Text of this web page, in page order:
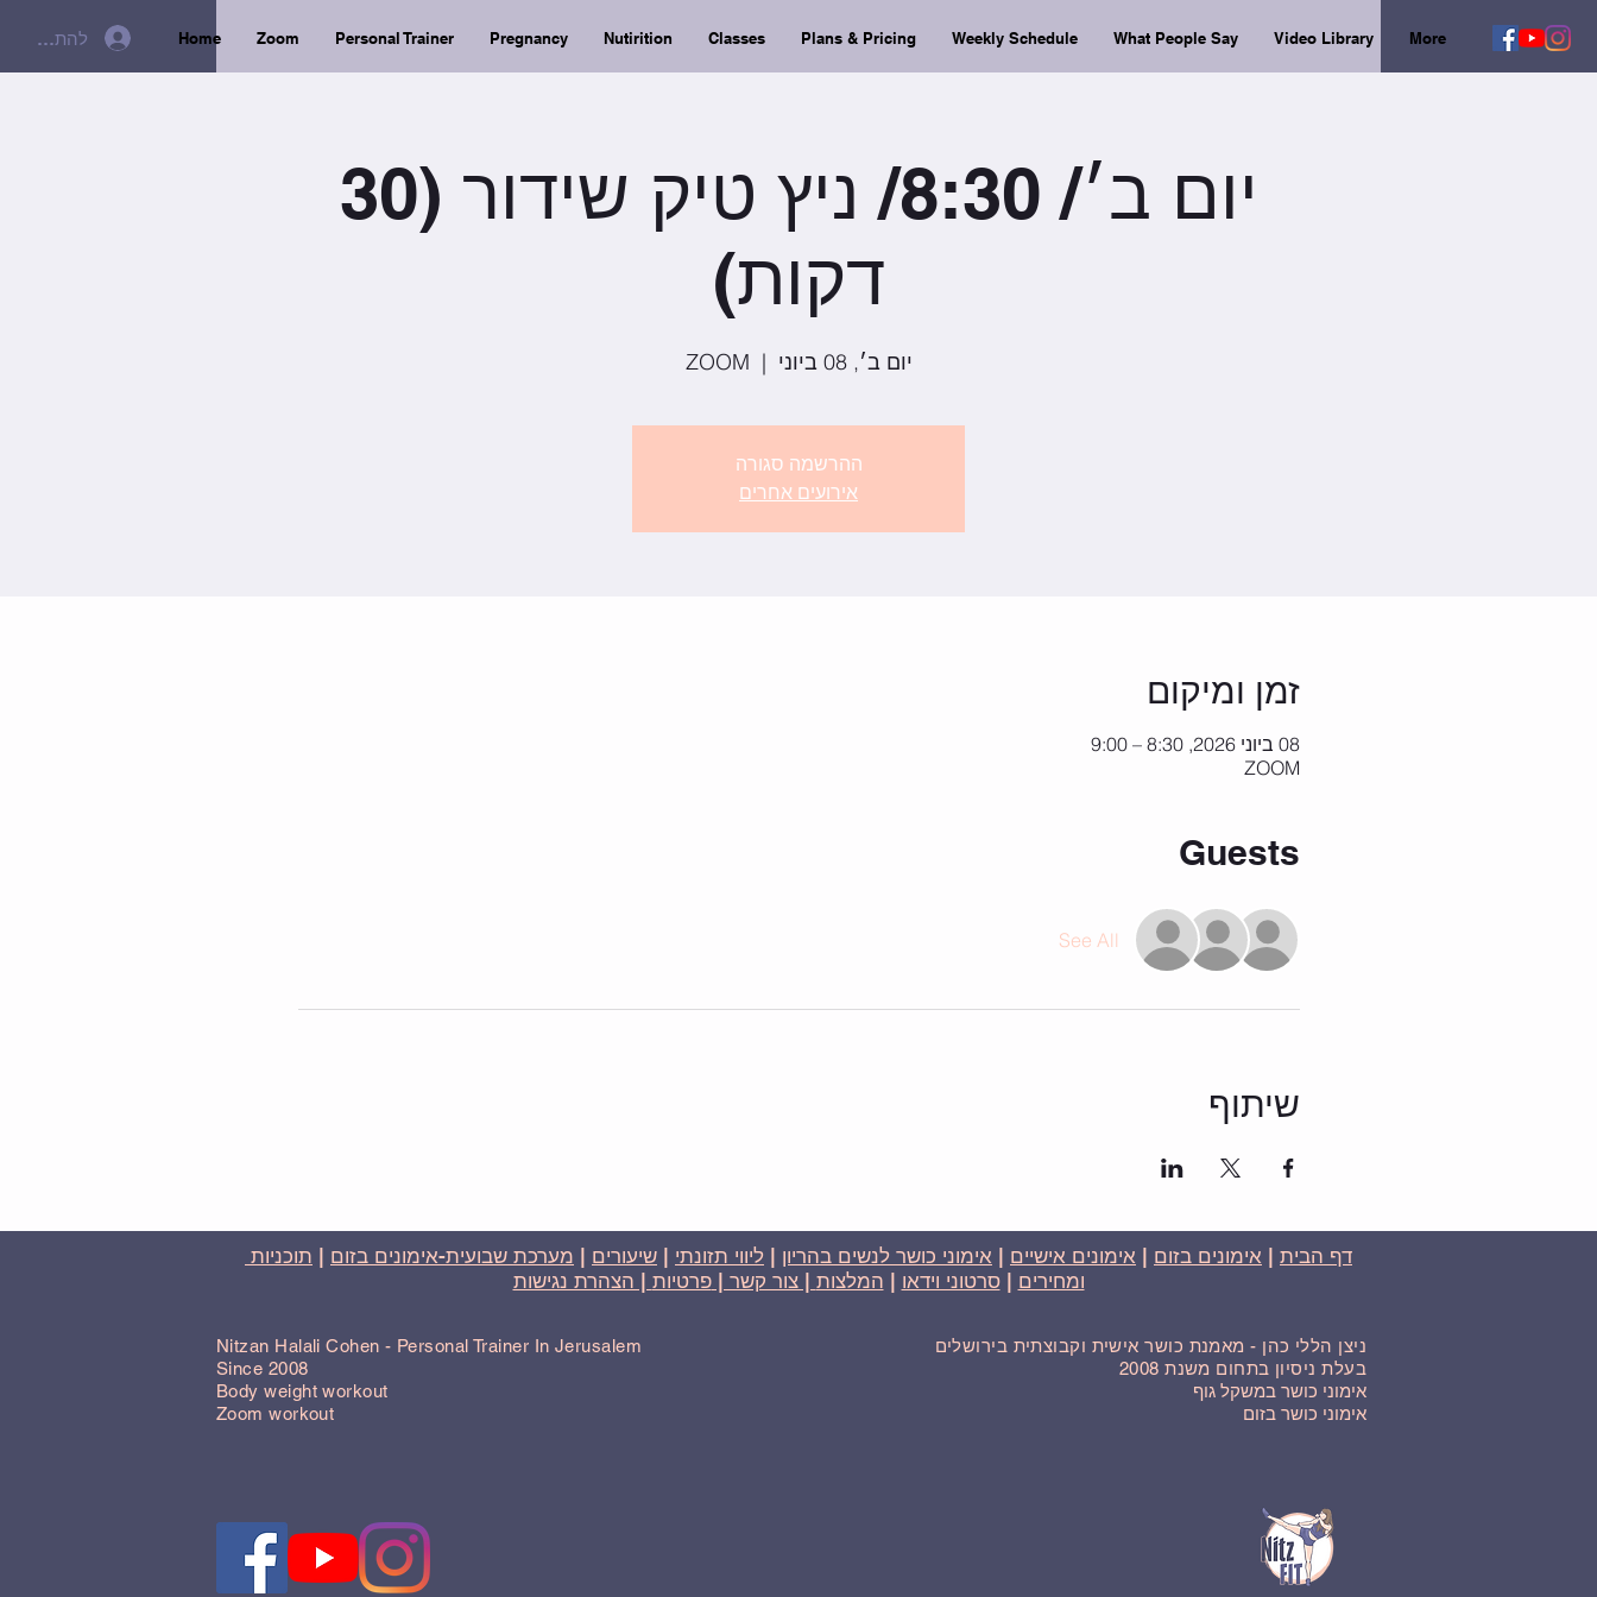
להתחברות Home Zoom Personal Trainer Pregnancy Nutirition Classes Plans & Pricing Weekly Schedule What People Say Video Library More
יום ב׳/ 8:30/ ניץ טיק שידור (30
דקות)
יום ב׳, 08 ביוני
  |
ZOOM
ההרשמה סגורה
אירועים אחרים
זמן ומיקום
08 ביוני 2026, 8:30 – 9:00
ZOOM
Guests
See All
שיתוף
דף הבית אימונים בזום אימונים אישיים אימוני כושר לנשים בהריון ליווי תזונתי שיעורים מערכת שבועית-אימונים בזום
תוכניות
ומחירים |סרטוני וידאו המלצות | צור קשר |פרטיות | הצהרת נגישות
Nitzan Halali Cohen - Personal Trainer In Jerusalem
Since 2008
Body weight workout
Zoom workout
ניצן הללי כהן - מאמנת כושר אישית וקבוצתית בירושלים
בעלת ניסיון בתחום משנת 2008
אימוני כושר במשקל גוף
אימוני כושר בזום